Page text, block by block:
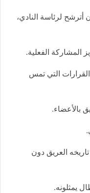
لرئاسة النادي،
المشاركة الفعلية.
التي تمس
بالأعضاء.
العريق دون
يمثلونه.